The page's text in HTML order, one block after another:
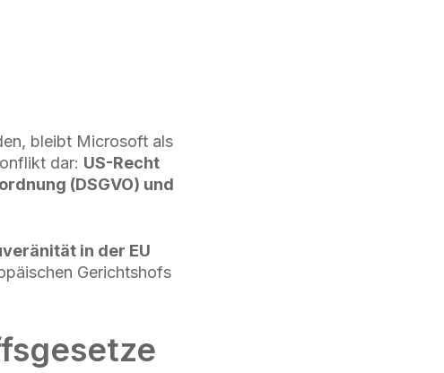
bleibt Microsoft als
dar: US-Recht
(DSGVO) und
in der EU
Gerichtshofs